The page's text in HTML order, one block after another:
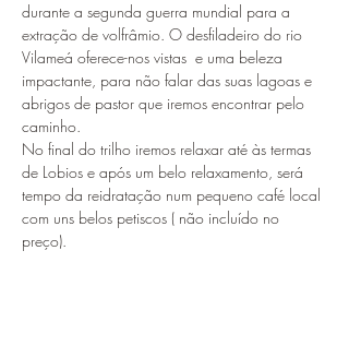
durante a segunda guerra mundial para a
extração de volfrâmio. O desfiladeiro do rio
Vilameá oferece-nos vistas  e uma beleza
impactante, para não falar das suas lagoas e
abrigos de pastor que iremos encontrar pelo
caminho.
No final do trilho iremos relaxar até às termas
de Lobios e após um belo relaxamento, será
tempo da reidratação num pequeno café local
com uns belos petiscos ( não incluído no
preço).